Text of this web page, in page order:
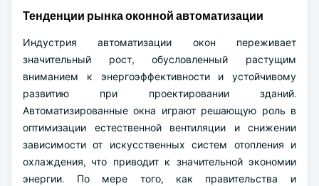
Тенденции рынка оконной автоматизации
Индустрия автоматизации окон переживает
значительный рост, обусловленный растущим
вниманием к энергоэффективности и устойчивому
развитию при проектировании зданий.
Автоматизированные окна играют решающую роль в
оптимизации естественной вентиляции и снижении
зависимости от искусственных систем отопления и
охлаждения, что приводит к значительной экономии
энергии. По мере того, как правительства и